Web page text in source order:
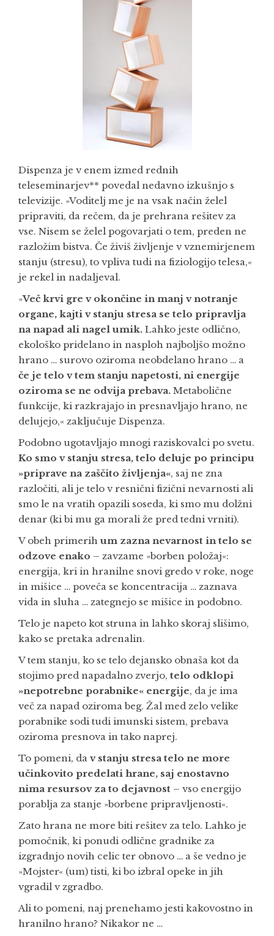
Dispenza je v enem izmed rednih
teleseminarjev** povedal nedavno izkušnjo s
televizije. »Voditelj me je na vsak način želel
pripraviti, da rečem, da je prehrana rešitev za
vse. Nisem se želel pogovarjati o tem, preden ne
razložim bistva. Če živiš življenje v vznemirjenem
stanju (stresu), to vpliva tudi na fiziologijo telesa,«
je rekel in nadaljeval.
»Več krvi gre v okončine in manj v notranje
organe, kajti v stanju stresa se telo pripravlja
na napad ali nagel umik. Lahko jeste odlično,
ekološko pridelano in nasploh najboljšo možno
hrano … surovo oziroma neobdelano hrano … a
če je telo v tem stanju napetosti, ni energije
oziroma se ne odvija prebava. Metabolične
funkcije, ki razkrajajo in presnavljajo hrano, ne
delujejo,« zaključuje Dispenza.
Podobno ugotavljajo mnogi raziskovalci po svetu.
Ko smo v stanju stresa, telo deluje po principu
»priprave na zaščito življenja«, saj ne zna
razločiti, ali je telo v resnični fizični nevarnosti ali
smo le na vratih opazili soseda, ki smo mu dolžni
denar (ki bi mu ga morali že pred tedni vrniti).
V obeh primerihum zazna nevarnost in telo se
odzove enako – zavzame »borben položaj«:
energija, kri in hranilne snovi gredo v roke, noge
in mišice … poveča se koncentracija … zaznava
vida in sluha … zategnejo se mišice in podobno.
Telo je napeto kot struna in lahko skoraj slišimo,
kako se pretaka adrenalin.
V tem stanju, ko se telo dejansko obnaša kot da
stojimo pred napadalno zverjo, telo odklopi
»nepotrebne porabnike« energije, da je ima
več za napad oziroma beg. Žal med zelo velike
porabnike sodi tudi imunski sistem, prebava
oziroma presnova in tako naprej.
To pomeni, da v stanju stresa telo ne more
učinkovito predelati hrane, saj enostavno
nima resursov za to dejavnost – vso energijo
porablja za stanje »borbene pripravljenosti«.
Zato hrana ne more biti rešitev za telo. Lahko je
pomočnik, ki ponudi odlične gradnike za
izgradnjo novih celic ter obnovo … a še vedno je
»Mojster« (um) tisti, ki bo izbral opeke in jih
vgradil v zgradbo.
Ali to pomeni, naj prenehamo jesti kakovostno in
hranilno hrano? Nikakor ne …